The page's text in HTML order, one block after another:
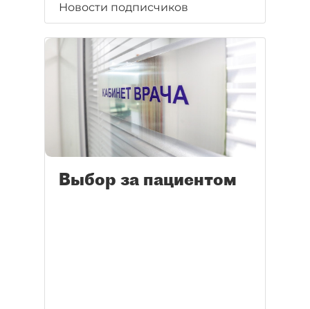
Новости подписчиков
Выбор за пациентом